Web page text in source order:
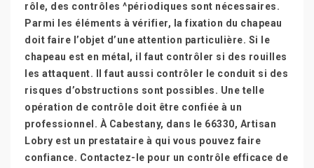
rôle, des contrôles ^périodiques sont nécessaires.
Parmi les éléments à vérifier, la fixation du chapeau
doit faire l’objet d’une attention particulière. Si le
chapeau est en métal, il faut contrôler si des rouilles
les attaquent. Il faut aussi contrôler le conduit si des
risques d’obstructions sont possibles. Une telle
opération de contrôle doit être confiée à un
professionnel. À Cabestany, dans le 66330, Artisan
Lobry est un prestataire à qui vous pouvez faire
confiance. Contactez-le pour un contrôle efficace de